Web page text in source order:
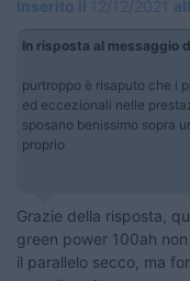
Inserito il 12/12/2021
In risposta al messaggio
purtroppo è risaputo che i
ed eccezionali nelle
sposano benissimo sopra
proprio
Grazie della risposta,
green power 100ah
il parallelo secco, ma